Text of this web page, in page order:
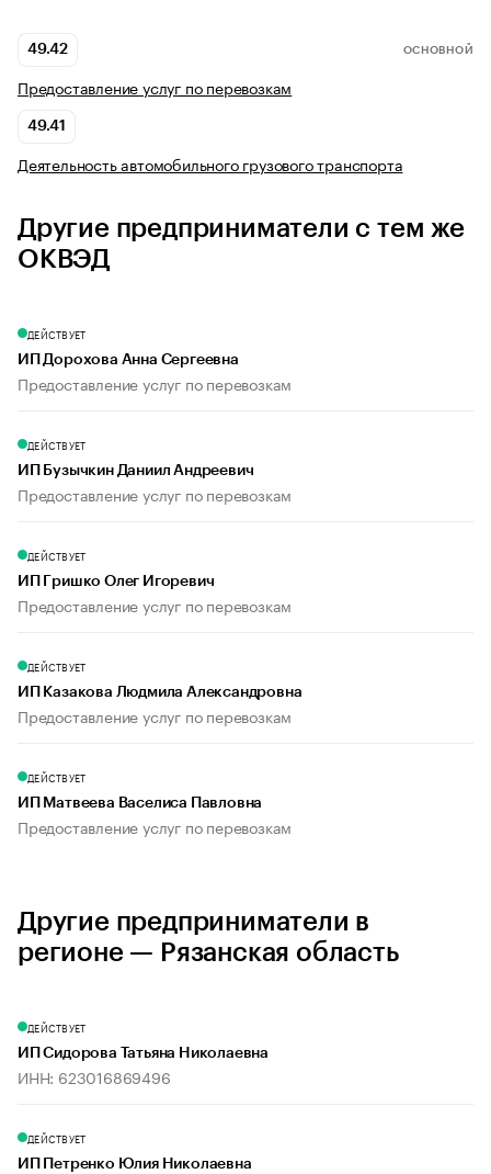
49.42 ОСНОВНОЙ
Предоставление услуг по перевозкам
49.41
Деятельность автомобильного грузового транспорта
Другие предприниматели с тем же
ОКВЭД
ДЕЙСТВУЕТ
ИП Дорохова Анна Сергеевна
Предоставление услуг по перевозкам
ДЕЙСТВУЕТ
ИП Бузычкин Даниил Андреевич
Предоставление услуг по перевозкам
ДЕЙСТВУЕТ
ИП Гришко Олег Игоревич
Предоставление услуг по перевозкам
ДЕЙСТВУЕТ
ИП Казакова Людмила Александровна
Предоставление услуг по перевозкам
ДЕЙСТВУЕТ
ИП Матвеева Васелиса Павловна
Предоставление услуг по перевозкам
Другие предприниматели в
регионе — Рязанская область
ДЕЙСТВУЕТ
ИП Сидорова Татьяна Николаевна
ИНН: 623016869496
ДЕЙСТВУЕТ
ИП Петренко Юлия Николаевна